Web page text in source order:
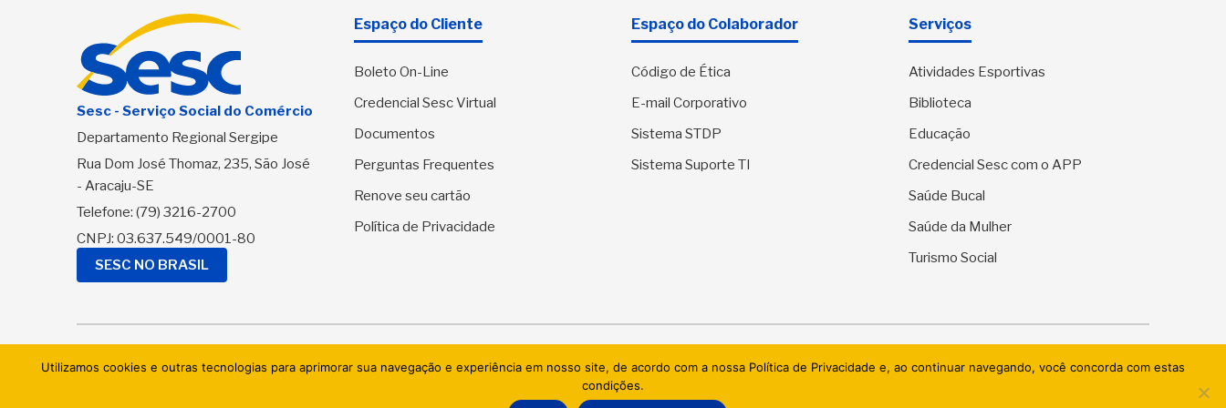
Sesc - Serviço Social do Comércio
Departamento Regional Sergipe
Rua Dom José Thomaz, 235, São José
- Aracaju-SE
Telefone: (79) 3216-2700
CNPJ: 03.637.549/0001-80
SESC NO BRASIL
Espaço do Cliente
Boleto On-Line
Credencial Sesc Virtual
Documentos
Perguntas Frequentes
Renove seu cartão
Política de Privacidade
Espaço do Colaborador
Código de Ética
E-mail Corporativo
Sistema STDP
Sistema Suporte TI
Serviços
Atividades Esportivas
Biblioteca
Educação
Credencial Sesc com o APP
Saúde Bucal
Saúde da Mulher
Turismo Social
AI.BRAZIL TECHNOLOGIES & DATACENTER LTDA
Utilizamos cookies e outras tecnologias para aprimorar sua navegação e experiência em nosso site, de acordo com a nossa Política de Privacidade e, ao continuar navegando, você concorda com estas
condições.